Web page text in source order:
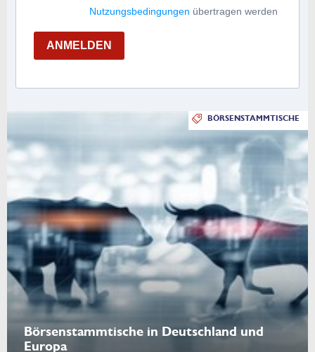
Nutzungsbedingungen übertragen werden
ANMELDEN
BÖRSENSTAMMTISCHE
Börsenstammtische in Deutschland und
Europa